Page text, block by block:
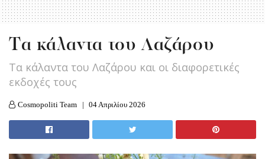
Tα κάλαντα του Λαζάρου
Τα κάλαντα του Λαζάρου και οι διαφορετικές
εκδοχές τους
Cosmopoliti Team 04 Απριλίου 2026